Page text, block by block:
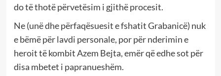
do të thotë përvetësim i gjithë procesit.
Ne (unë dhe përfaqësuesit e fshatit Grabanicë) nuk
e bëmë për lavdi personale, por për nderimin e
heroit të kombit Azem Bejta, emër që edhe sot për
disa mbetet i papranueshëm.